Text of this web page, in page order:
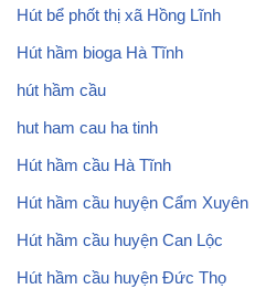
Hút bể phốt thị xã Hồng Lĩnh
Hút hầm bioga Hà Tĩnh
hút hầm cầu
hut ham cau ha tinh
Hút hầm cầu Hà Tĩnh
Hút hầm cầu huyện Cẩm Xuyên
Hút hầm cầu huyện Can Lộc
Hút hầm cầu huyện Đức Thọ